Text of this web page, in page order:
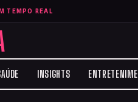
TEMPO REAL
INSIGHTS